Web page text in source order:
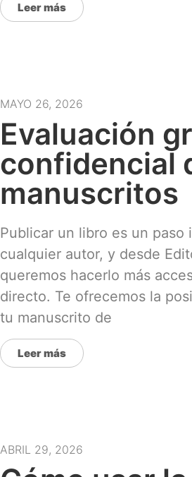
Leer más
MAYO 26, 2026
Evaluación
confidencial
manuscritos
Publicar un libro es un paso
cualquier autor, y desde
queremos hacerlo más
directo. Te ofrecemos la
tu manuscrito de
Leer más
ABRIL 29, 2026